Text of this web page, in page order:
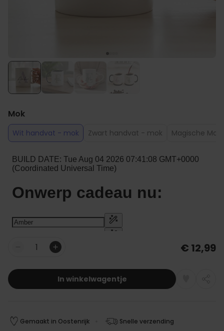
Mok
Wit handvat - mok Zwart handvat - mok Magische
€ 12,99
In winkelwagentje
Gemaakt in Oostenrijk
Snelle verzending